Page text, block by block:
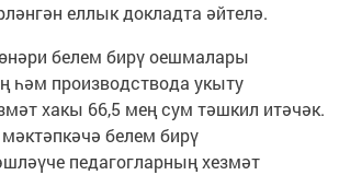
еллык докладта әйтелә.
белем бирү оешмалары
һәм производствода укыту
хакы 66,5 мең сум тәшкил итәчәк.
белем бирү
педагогларның хезмәт